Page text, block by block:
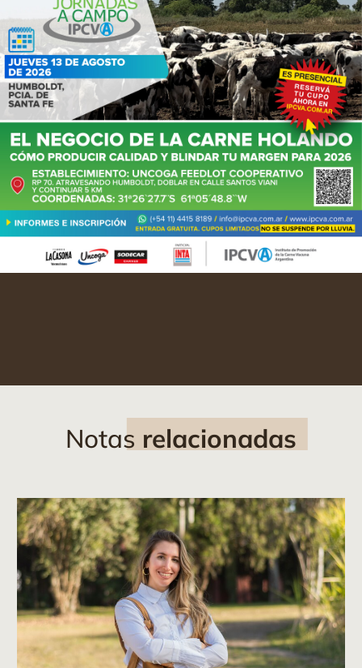
Notas relacionadas